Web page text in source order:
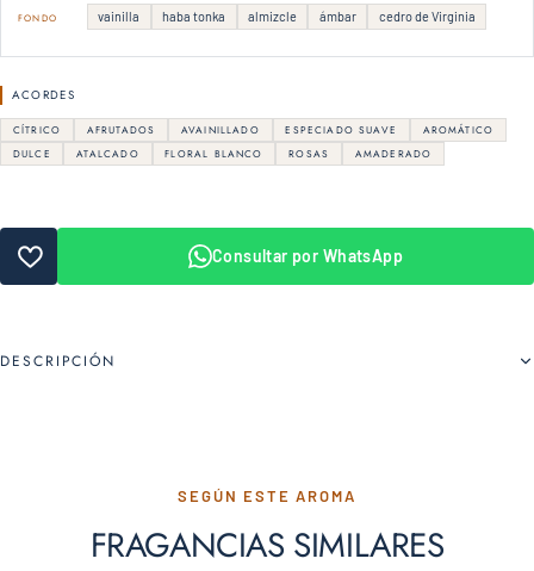
FONDO vainilla haba tonka almizcle ámbar cedro de Virginia
ACORDES
CÍTRICO AFRUTADOS AVAINILLADO ESPECIADO SUAVE
AROMÁTICO
DULCE
ATALCADO FLORAL BLANCO ROSAS AMADERADO
Consultar por WhatsApp
DESCRIPCIÓN
SEGÚN ESTE AROMA
FRAGANCIAS SIMILARES